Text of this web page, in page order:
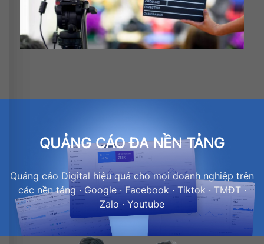
QUẢNG CÁO ĐA NỀN TẢNG
Quảng cáo Digital hiệu quả cho mọi doanh nghiệp trên
các nền tảng · Google · Facebook · Tiktok · TMĐT ·
Zalo · Youtube